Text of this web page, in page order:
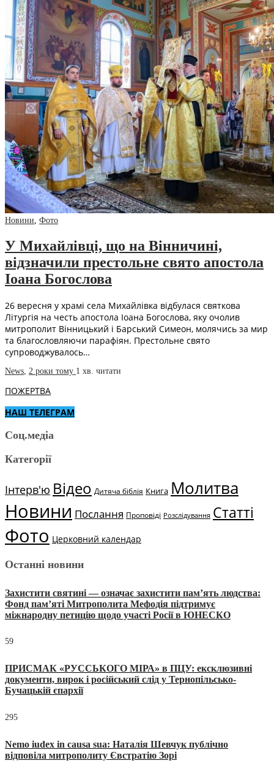
Новини, Фото
У Михайлівці, що на Вінничині,
відзначили престольне свято апостола
Іоана Богослова
26 вересня у храмі села Михайлівка відбулася святкова
Літургія на честь апостола Іоана Богослова, яку очолив
митрополит Вінницький і Барський Симеон, молячись за мир
та благословляючи парафіян. Престольне свято
супроводжувалось…
News 2 роки тому 1 хв. читати
ПОЖЕРТВА
НАШ ТЕЛЕГРАМ
Соц.медіа
Категорії
Інтерв'ю Відео Дитяча біблія Книга Молитва
Новини Послання Проповіді Розслідування Статті
Фото Церковний календар
Останні новини
Захистити святині — означає захистити пам’ять людства:
Фонд пам’яті Митрополита Мефодія підтримує
міжнародну петицію щодо участі Росії в ЮНЕСКО
59
ПРИСМАК «РУССЬКОГО МІРА» в ПЦУ: ексклюзивні
документи, вирок і російський слід у Тернопільсько-
Бучацькій єпархії
295
Nemo iudex in causa sua: Наталія Шевчук публічно
відповіла митрополиту Євстратію Зорі